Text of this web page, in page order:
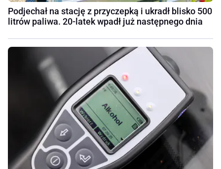
Podjechał na stację z przyczepką i ukradł blisko 500
litrów paliwa. 20-latek wpadł już następnego dnia